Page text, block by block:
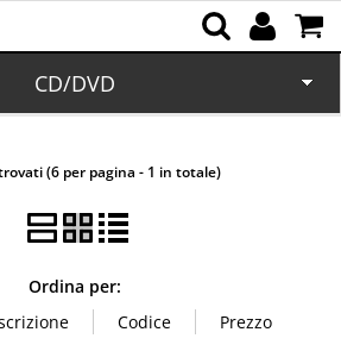
CD/DVD
Cartucce
(6 per pagina - 1 in totale)
Ordina per: